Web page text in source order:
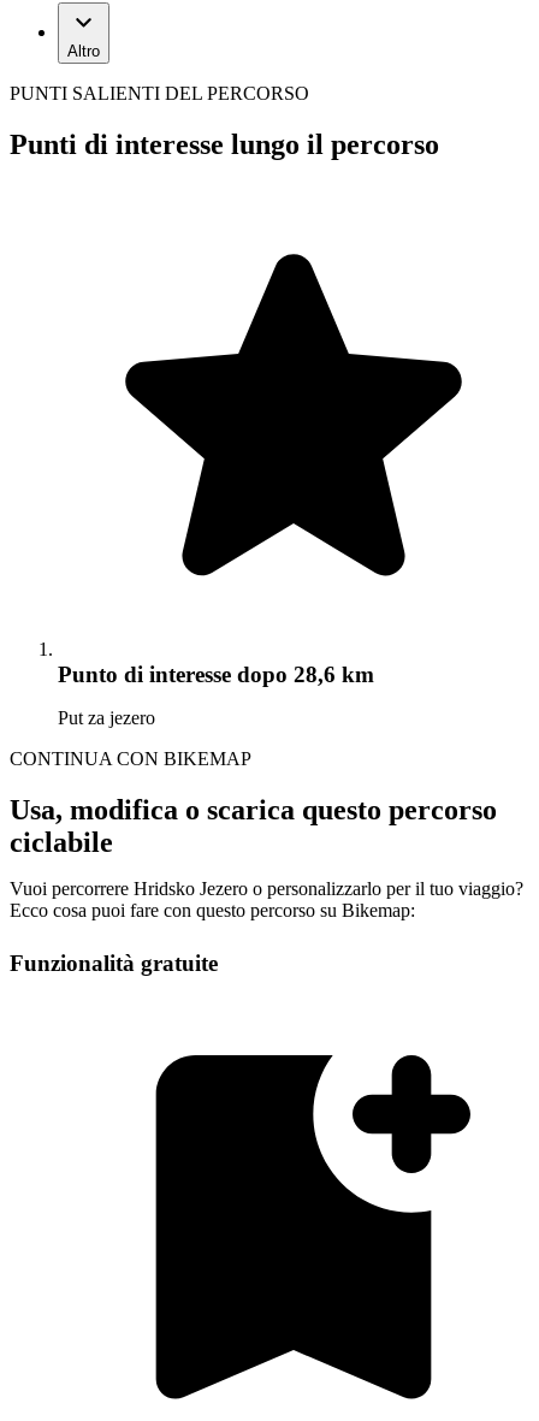
Altro
PUNTI SALIENTI DEL PERCORSO
Punti di interesse lungo il percorso
Punto di interesse dopo 28,6 km
Put za jezero
CONTINUA CON BIKEMAP
Usa, modifica o scarica questo percorso
ciclabile
Vuoi percorrere Hridsko Jezero o personalizzarlo per il tuo viaggio?
Ecco cosa puoi fare con questo percorso su Bikemap:
Funzionalità gratuite